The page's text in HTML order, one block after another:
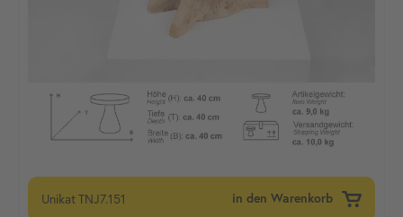
UnikatTNJ7.151 in den Warenkorb